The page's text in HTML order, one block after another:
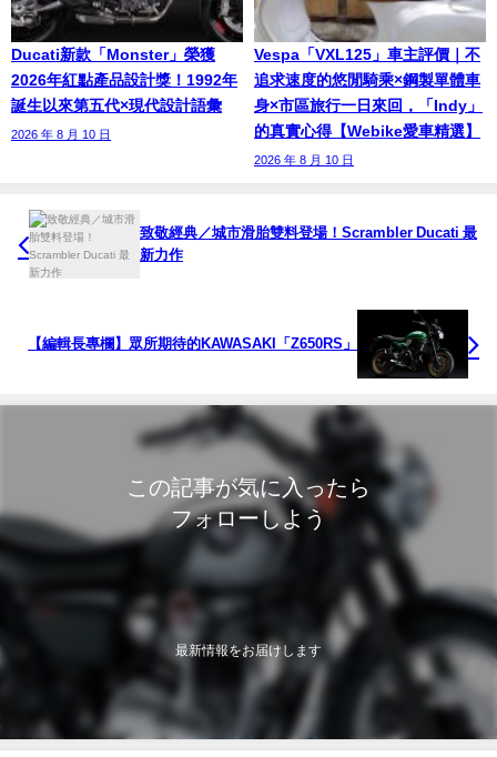
Ducati新款「Monster」榮獲
2026年紅點產品設計獎！1992年
誕生以來第五代×現代設計語彙
2026 年 8 月 10 日
Vespa「VXL125」車主評價｜不
追求速度的悠閒騎乘×鋼製單體車
身×市區旅行一日來回，「Indy」
的真實心得【Webike愛車精選】
2026 年 8 月 10 日
致敬經典／城市滑胎雙料登場！Scrambler Ducati 最
新力作
【編輯長專欄】眾所期待的KAWASAKI「Z650RS」
この記事が気に入ったら
フォローしよう
最新情報をお届けします